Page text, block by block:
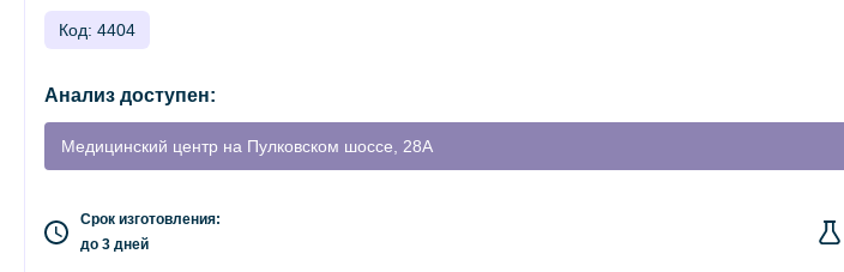
Код: 4404
Анализ доступен:
Медицинский центр на Пулковском шоссе, 28А
Срок изготовления:
до 3 дней